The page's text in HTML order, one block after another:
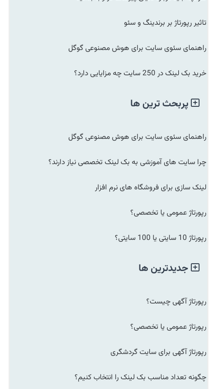
تاثیر رپورتاژ بر برندینگ و سئو
راهنمای سئوی سایت برای هوش مصنوعی گوگل
خرید بک لینک در 250 سایت چه مزایایی دارد؟
پربحث ترین ها
راهنمای سئوی سایت برای هوش مصنوعی گوگل
چرا سایت های آموزشی به بک لینک تخصصی نیاز دارند؟
لینک سازی برای فروشگاه های نرم افزار
رپورتاژ عمومی یا تخصصی؟
رپورتاژ 10 سایتی یا 100 سایتی؟
جدیدترین ها
رپورتاژ آگهی چیست؟
رپورتاژ عمومی یا تخصصی؟
رپورتاژ آگهی برای سایت گردشگری
چگونه تعداد مناسب بک لینک را انتخاب کنیم؟